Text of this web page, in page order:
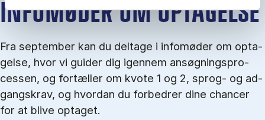
IN­FO­MØ­DER OM OP­TA­GEL­SE
Fra september kan du del­tage i in­fo­mø­der om op­ta­
gel­se, hvor vi gu­i­der dig igen­nem an­søg­nings­pro­
ces­sen, og for­tæl­ler om kvo­te 1 og 2, sprog- og ad­
gangs­krav, og hvordan du forbedrer dine chancer
for at blive optaget.